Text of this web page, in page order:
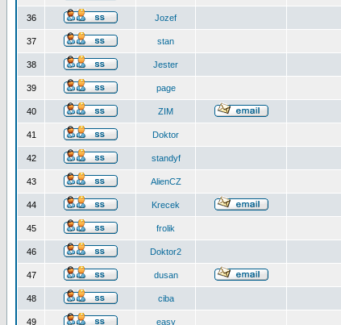
36 Jozef
37 stan
38 Jester
39 page
40 ZIM
41 Doktor
42 standyf
43 AlienCZ
44 Krecek
45 frolik
46 Doktor2
47 dusan
48 ciba
49 easy